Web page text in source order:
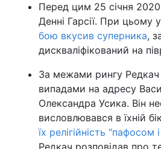
Перед цим 25 січня
Денні Гарсії. При цьому
бою вкусив суперника,
дискваліфікований на
За межами рингу Редкач
випадами на адресу
Олександра Усика. Він
висловлювався в їхній
їх релігійність "пафосом
Редкач розповідав про